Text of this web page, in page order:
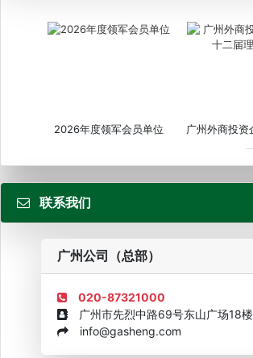
2026年度领军会员单位
广州外商投资
联系我们
广州公司（总部）
020-87321000
广州市先烈中路69号东山广场18楼
info@gasheng.com